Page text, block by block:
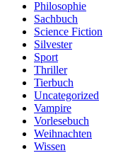
Philosophie
Sachbuch
Science Fiction
Silvester
Sport
Thriller
Tierbuch
Uncategorized
Vampire
Vorlesebuch
Weihnachten
Wissen